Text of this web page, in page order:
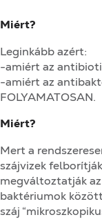
Miért?
Leginkább azért:
-amiért az
-amiért az
FOLYAMATOSAN.
Miért?
Mert a
szájvizek
megváltoztatják
baktériumok
száj